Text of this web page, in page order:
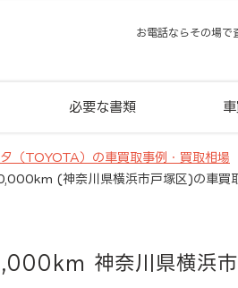
お電話ならその場で
必要な書類
タ（TOYOTA）の車買取事例・買取相場
(神奈川県横浜市戸塚区)の車買
神奈川県横浜